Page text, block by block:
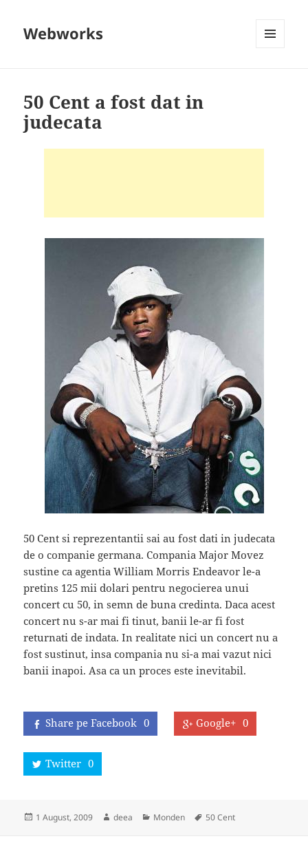
Webworks
50 Cent a fost dat in
judecata
50 Cent si reprezentantii sai au fost dati in judecata
de o companie germana. Compania Major Movez
sustine ca agentia William Morris Endeavor le-a
pretins 125 mii dolari pentru negocierea unui
concert cu 50, in semn de buna credinta. Daca acest
concert nu s-ar mai fi tinut, banii le-ar fi fost
returnati de indata. In realitate nici un concert nu a
fost sustinut, insa compania nu si-a mai vazut nici
banii inapoi. Asa ca un proces este inevitabil.
Share pe Facebook 0 Google+ 0
Twitter 0
Posted
1 August, 2009 Author
deea Categories
Monden Tags
50 Cent